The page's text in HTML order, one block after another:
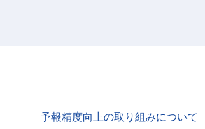
予報精度向上の取り組みについて